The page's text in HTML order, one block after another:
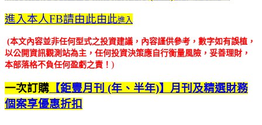
進入本人FB請由此由此進入
(本文內容並非任何型式之投資建議，內容謹供參考，數字如有誤植，
以公開資訊觀測站為主，任何投資決策應自行衡量風險，妥善理財，
本部落格不負任何盈虧之責！ )
一次訂購 【鉅豐月刊 (年、半年)】月刊及精選財務
個案享優惠折扣